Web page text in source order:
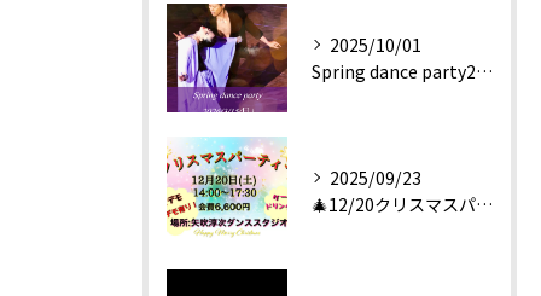
2025/10/01
Spring dance party2026/3/15(日)
2025/09/23
🎄12/20クリスマスパーティー🎄